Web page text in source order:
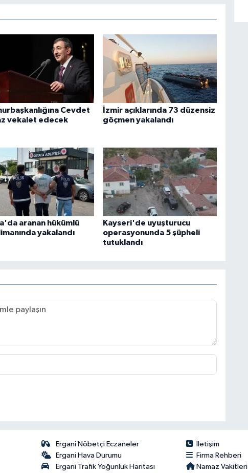
Cevdet
vekalet edecek
İzmir açıklarında 73 düzensiz
göçmen yakalandı
aranan hükümlü
yakalandı
Kayseri'de uyuşturucu
operasyonunda 5 şüpheli
tutuklandı
Ergani Nöbetçi Eczaneler
Ergani Hava Durumu
Ergani Trafik Yoğunluk Haritası
İletişim
Firma Rehberi
Namaz Vakitleri